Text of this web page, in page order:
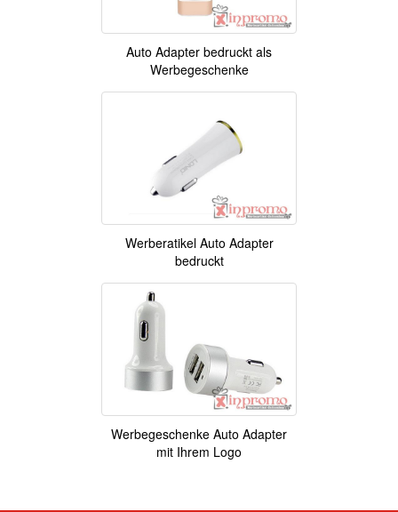
Auto Adapter bedruckt als
Werbegeschenke
Werberatikel Auto Adapter
bedruckt
Werbegeschenke Auto Adapter
mit Ihrem Logo